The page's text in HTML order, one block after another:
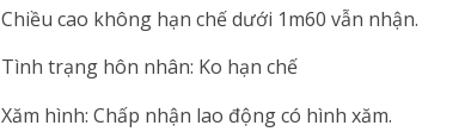
Chiều cao không hạn chế dưới 1m60 vẫn nhận.
Tình trạng hôn nhân: Ko hạn chế
Xăm hình: Chấp nhận lao động có hình xăm.